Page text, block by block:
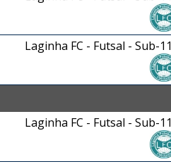
Laginha FC - Futsal - Sub-11
Laginha FC - Futsal - Sub-11